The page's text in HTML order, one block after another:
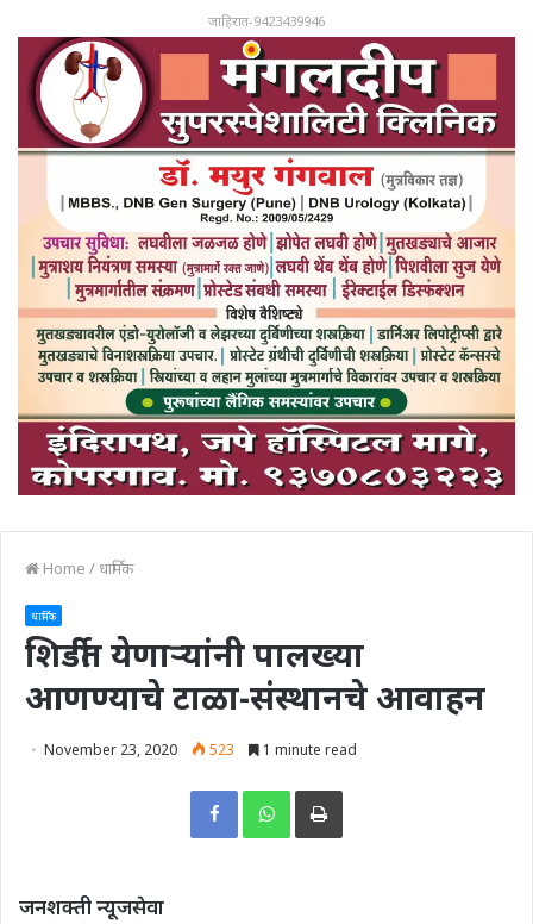
जाहिरात-9423439946
Home / धार्मिक
धार्मिक
शिर्डीत येणाऱ्यांनी पालख्या
आणण्याचे टाळा-संस्थानचे आवाहन
November 23, 2020 523 1 minute read
Print
जनशक्ती न्यूजसेवा